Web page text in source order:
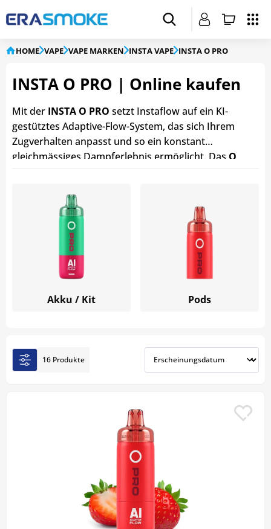
HOME VAPE VAPE MARKEN INSTA VAPE INSTA O PRO
INSTA O PRO | Online kaufen
Mit der INSTA O PRO setzt Instaflow auf ein KI-
gestütztes Adaptive-Flow-System, das sich Ihrem
Zugverhalten anpasst und so ein konstant
gleichmässiges Dampferlebnis ermöglicht. Das O
leistungsstarken 850-mAh-Akkuträger mit einem
12-ml-Hybrid-Pod
für ein langanhaltendes
Dampferlebnis von bis zu 15000 Zügen. Der
wiederaufladbare
verfügt über eine
lange Lebensdauer und kann per
USB-C-Kabel
geladen werden. Alle in der Schweiz verfügbaren
INSTA O PRO Sorten können Sie günstig in unserem
Shop kaufen.
Akku / Kit Pods
16 Produkte